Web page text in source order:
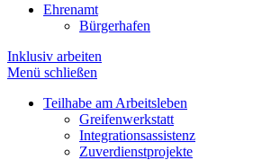
Ehrenamt
Bürgerhafen
Inklusiv arbeiten
Menü schließen
Teilhabe am Arbeitsleben
Greifenwerkstatt
Integrationsassistenz
Zuverdienstprojekte